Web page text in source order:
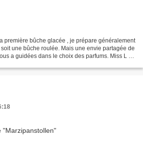
première bûche glacée , je prépare généralement
une bûche roulée. Mais une envie partagée de
a guidées dans le choix des parfums. Miss L et